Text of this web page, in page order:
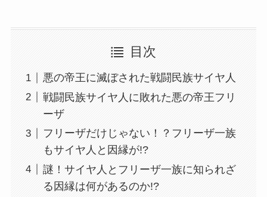
目次
悪の帝王に滅ぼされた戦闘民族サイヤ人
戦闘民族サイヤ人に敗れた悪の帝王フリ
ーザ
フリーザだけじゃない！？フリーザ一族
もサイヤ人と因縁が!?
謎！サイヤ人とフリーザ一族に知られざ
る因縁は何があるのか!?